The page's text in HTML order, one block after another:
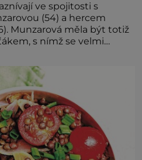
ve spojitosti s
(54) a hercem
Munzarová měla být totiž
s nímž se velmi